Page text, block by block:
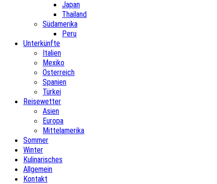
Japan
Thailand
Südamerika
Peru
Unterkünfte
Italien
Mexiko
Österreich
Spanien
Türkei
Reisewetter
Asien
Europa
Mittelamerika
Sommer
Winter
Kulinarisches
Allgemein
Kontakt